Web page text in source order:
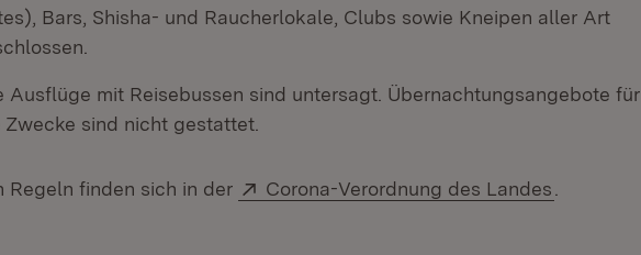
Bars, Shisha- und Raucherlokale, Clubs sowie Kneipen aller Art
Ausflüge mit Reisebussen sind untersagt. Übernachtungsangebote für
sind nicht gestattet.
Regeln finden sich in der Extern:
Corona-Verordnung des Landes